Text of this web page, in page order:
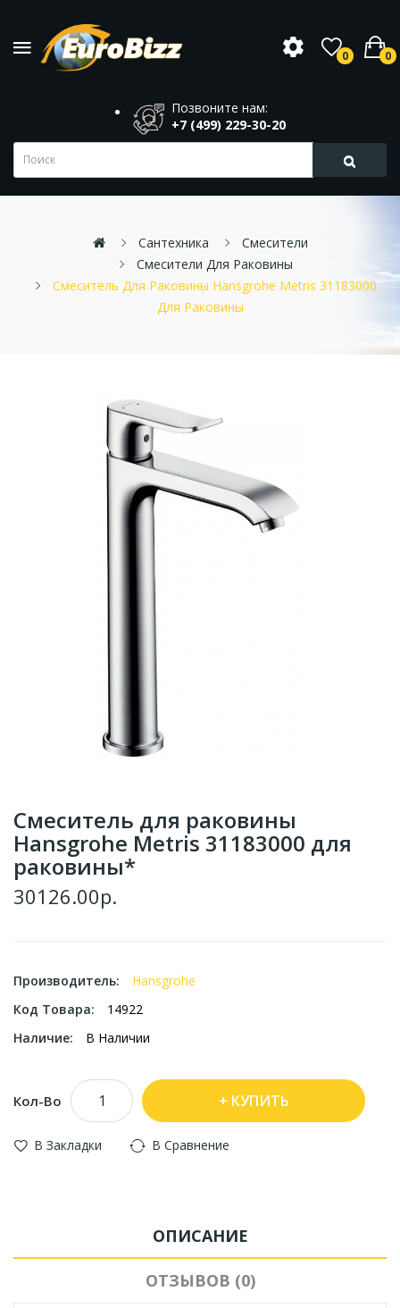
0 0
Позвоните нам:
+7 (499) 229-30-20
Сантехника
Смесители
Смесители Для Раковины
Смеситель Для Раковины Hansgrohe Metris 31183000
Для Раковины
Смеситель для раковины
Hansgrohe Metris 31183000 для
раковины*
30126.00р.
Производитель:
Hansgrohe
Код Товара:
14922
Наличие:
В Наличии
Кол-Во КУПИТЬ
В Закладки В Сравнение
ОПИСАНИЕ
ОТЗЫВОВ (0)